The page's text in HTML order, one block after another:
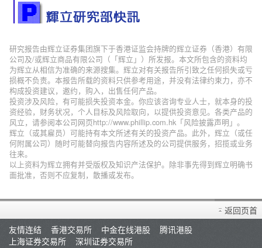
研究报告由辉立证券集团旗下于香港证监会持牌的辉立证券（香港）有限
公司及/或辉立商品有限公司（「辉立」）所发报。本文所包含的资料均
为辉立从相信为准确的来源搜集。辉立对有关报告所引致之任何损失或亏
损概不负责。本报告所载的资料只供参考用途，并没有法律约束力，亦不
构成投资建议，邀约，购入，出售任何产品。
投资涉及风险，有可能损失投资本金。你应该咨询专业人士，就本身的投
资经验，财务状况，个人目标及风险取向，以提供投资意见。各类产品的
风立，请参阅本公司网页http://www.phillip.com.hk「风险披露声明」。
辉立（或其雇员）可能持有本文所述有关的投资产品。此外，辉立（或任
何附属公司）随时可能替向报告内容所述及的公司提供服务，招揽或业务
往来。
以上资料为辉立拥有并受版权及知识产法保护。除非事先得到辉立明确书
面批准，否则不应复制，散播或发布。
返回页首
友情连结
香港交易所 中金在线港股
腾讯港股
上海证券交易所
深圳证券交易所